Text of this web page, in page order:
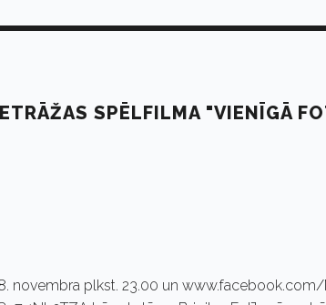
SPĒLFILMA "VIENĪGĀ
novembra plkst. 23.00 un